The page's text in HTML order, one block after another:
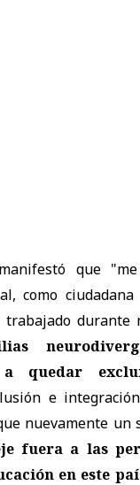
que
como
trabajado durante
quedar
e
nuevamente un
fuera a las
en este